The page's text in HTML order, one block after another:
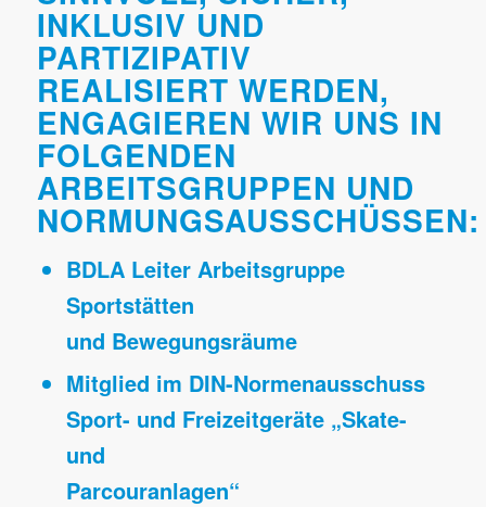
INKLUSIV UND
PARTIZIPATIV
REALISIERT WERDEN,
ENGAGIEREN WIR UNS IN
FOLGENDEN
ARBEITSGRUPPEN UND
NORMUNGSAUSSCHÜSSEN:
BDLA Leiter Arbeitsgruppe
Sportstätten
und Bewegungsräume
Mitglied im DIN-Normenausschuss
Sport- und Freizeitgeräte „Skate-
und
Parcouranlagen“